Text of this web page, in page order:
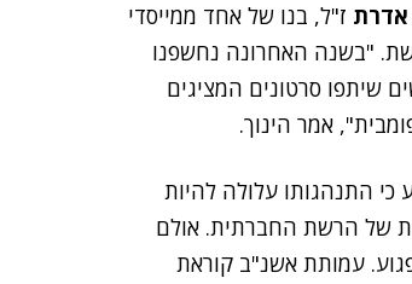
אדרת ז"ל, בנו של אחד ממייסדי
"בשנה האחרונה נחשפנו
שיתפו סרטונים המציגים
אמר הינוך.
כי התנהגותו עלולה להיות
של הרשת החברתית. אולם
עמותת אשנ"ב קוראת